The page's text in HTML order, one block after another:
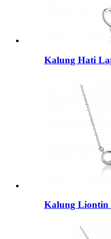
Kalung Hati
Kalung Liontin